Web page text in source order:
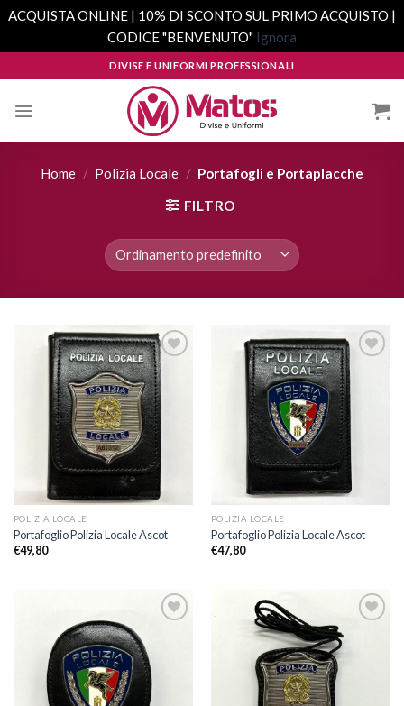
ACQUISTA ONLINE | 10% DI SCONTO SUL PRIMO ACQUISTO |
CODICE "BENVENUTO" Ignora
to
content
DIVISE E UNIFORMI PROFESSIONALI
Home / Polizia Locale / Portafogli e Portaplacche
FILTRO
Aggiungi
alla lista
dei
desideri
POLIZIA LOCALE
Portafoglio Polizia Locale Ascot
€49,80
Aggiungi
alla lista
desideri
POLIZIA LOCALE
Portafoglio Polizia Locale Ascot
€47,80
alla lista
desideri
Aggiungi
alla lista